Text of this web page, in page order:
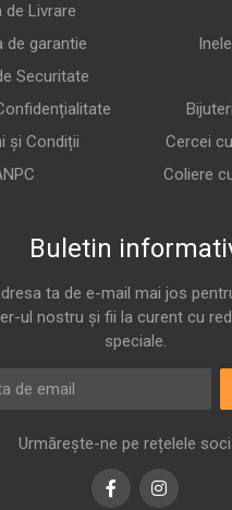
de Livrare
de garantie
Securitate
și Condiții
Cercei
Coliere
Buletin
ta de e-mail mai jos
ul nostru și fii la curent cu
speciale.
Urmărește-ne pe rețelele
FacebookInstagram